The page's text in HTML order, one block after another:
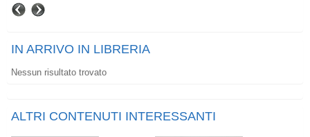
IN ARRIVO IN LIBRERIA
Nessun risultato trovato
ALTRI CONTENUTI INTERESSANTI